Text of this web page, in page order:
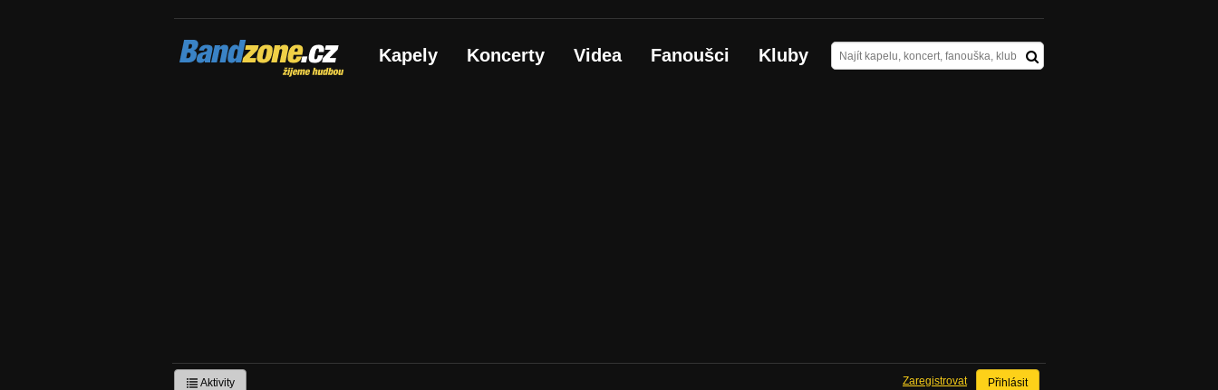
Bandzone.cz
žijeme hudbou Kapely Koncerty Videa Fanoušci Kluby
Aktivity Přihlásit
Zaregistrovat